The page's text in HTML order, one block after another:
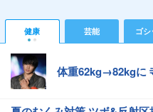
健康 芸能 ゴ
体重62kg→82kgに